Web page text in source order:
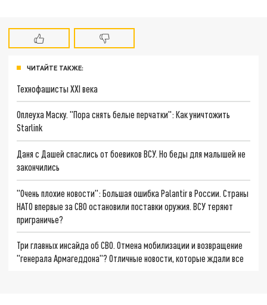
ЧИТАЙТЕ ТАКЖЕ:
Технофашисты XXI века
Оплеуха Маску. "Пора снять белые перчатки": Как уничтожить
Starlink
Даня с Дашей спаслись от боевиков ВСУ. Но беды для малышей не
закончились
"Очень плохие новости": Большая ошибка Palantir в России. Страны
НАТО впервые за СВО остановили поставки оружия. ВСУ теряют
приграничье?
Три главных инсайда об СВО. Отмена мобилизации и возвращение
"генерала Армагеддона"? Отличные новости, которые ждали все